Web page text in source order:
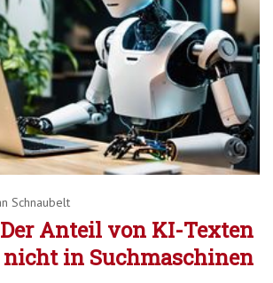
Schnaubelt
Anteil von KI-Texten
nicht in Suchmaschinen